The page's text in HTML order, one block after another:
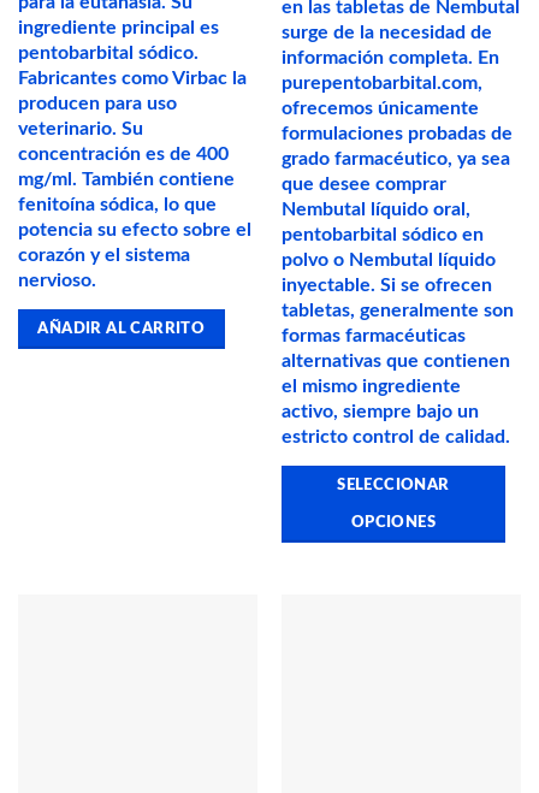
ingrediente principal es
pentobarbital sódico.
Fabricantes como Virbac la
producen para uso
veterinario. Su
concentración es de 400
mg/ml. También contiene
fenitoína sódica, lo que
potencia su efecto sobre el
corazón y el sistema
nervioso.
AÑADIR AL CARRITO
en las tabletas de Nembutal
surge de la necesidad de
información completa. En
purepentobarbital.com,
ofrecemos únicamente
formulaciones probadas de
grado farmacéutico, ya sea
que desee comprar
Nembutal líquido oral,
pentobarbital sódico en
polvo o Nembutal líquido
inyectable. Si se ofrecen
tabletas, generalmente son
formas farmacéuticas
alternativas que contienen
el mismo ingrediente
activo, siempre bajo un
estricto control de calidad.
SELECCIONAR
OPCIONES